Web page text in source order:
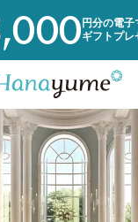
円分の電子
ギフトプレ